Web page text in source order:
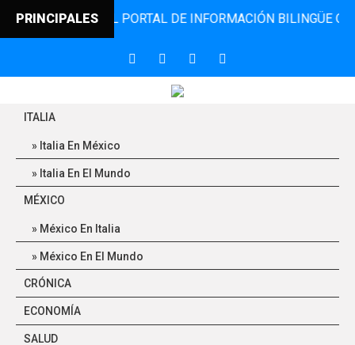
PRINCIPALESEL PORTAL DE INFORMACIÓN BILINGÜE QUE
ITALIA
Italia En México
Italia En El Mundo
MÉXICO
México En Italia
México En El Mundo
CRÓNICA
ECONOMÍA
SALUD